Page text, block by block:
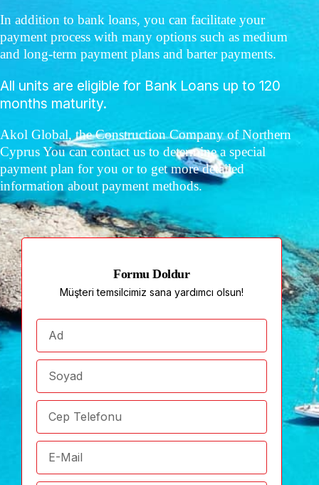
In addition to bank loans, you can facilitate your
payment process with many options such as medium
and long-term payment plans and barter payments.
All units are eligible for Bank Loans up to 120
months maturity.
Akol Global, the Construction Company of Northern
Cyprus You can contact us to determine a special
payment plan for you or to get more detailed
information about payment methods.
Formu Doldur
Müşteri temsilcimiz sana yardımcı olsun!